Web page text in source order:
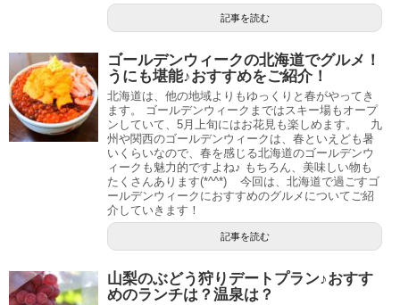
記事を読む
ゴールデンウィークの北海道でグルメ！
うにも堪能♪おすすめをご紹介！
北海道は、他の地域よりもゆっくりと春がやってき
ます。 ゴールデンウィークまではスキー場もオープ
ンしていて、5月上旬にはお花見も楽しめます。 九
州や関西のゴールデンウィークは、春といえども暑
いくらいなので、春を感じる北海道のゴールデンウ
ィークも魅力的ですよね♪ もちろん、美味しい物も
たくさんあります(*^^*) 今回は、北海道で過ごすゴ
ールデンウィークにおすすめのグルメについてご紹
介していきます！
記事を読む
山梨のぶどう狩りデートプラン♪おすす
めのランチは？温泉は？